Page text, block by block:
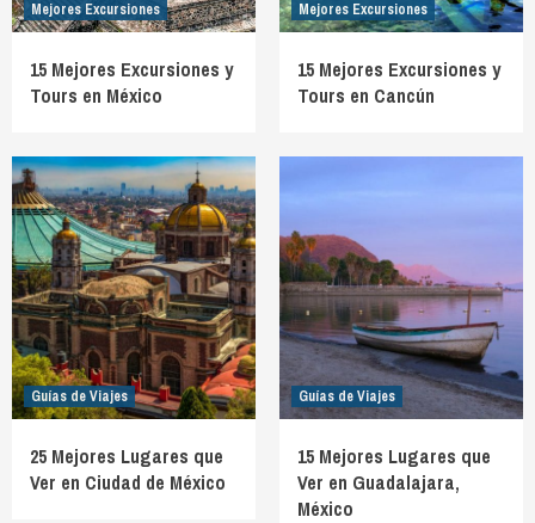
Mejores Excursiones
15 Mejores Excursiones y
Tours en México
Mejores Excursiones
15 Mejores Excursiones y
Tours en Cancún
Guías de Viajes
25 Mejores Lugares que
Ver en Ciudad de México
Guías de Viajes
15 Mejores Lugares que
Ver en Guadalajara,
México